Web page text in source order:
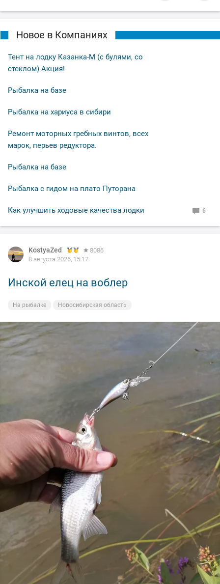
Новое в Компаниях
Тент на лодку Казанка-М (с булями, со
стеклом) Акция!
Рыбалка на базе
Рыбалка на хариуса в сибири
Ремонт моторных гребных винтов, всех
марок, перьев редуктора.
Рыбалка на базе
Рыбалка с гидом на плато Путорана
Как улучшить ходовые качества лодки 6
KostyaZed
8086
8 августа 2026, 15:17
Инской елец на воблер
На рыбалке Новосибирская область